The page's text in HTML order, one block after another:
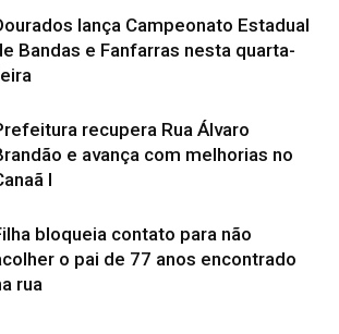
lança Campeonato Estadual
Bandas e Fanfarras nesta quarta-
recupera Rua Álvaro
e avança com melhorias no
I
bloqueia contato para não
o pai de 77 anos encontrado
rua